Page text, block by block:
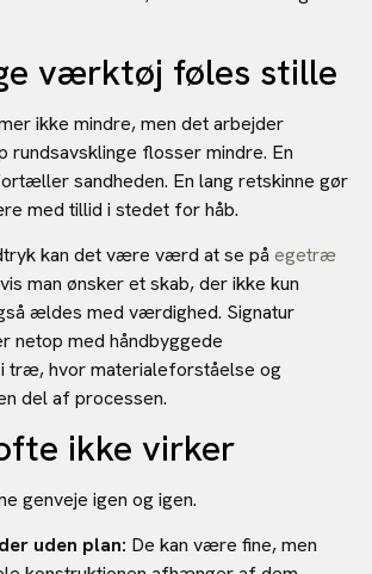
værktøj føles stille
ikke mindre, men det arbejder
rundsavsklinge flosser mindre. En
sandheden. En lang retskinne gør
med tillid i stedet for håb.
kan det være værd at se på egetræ
man ønsker et skab, der ikke kun
ældes med værdighed. Signatur
netop med håndbyggede
træ, hvor materialeforståelse og
del af processen.
ikke virker
genveje igen og igen.
uden plan: De kan være fine, men